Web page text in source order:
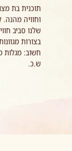
תוכנית בת
וחוויה
שלנו סביב
בצורות
חשוב:
ש.כ.